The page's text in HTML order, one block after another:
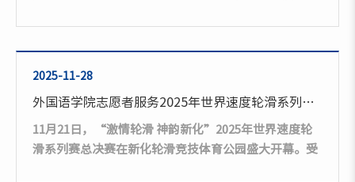
家族企业——晋江市锦马液化石油气有限公司，在深入
了解企业的发展历程及经营状况后，对其坚守实业、稳
校友企业不仅是情感联系的桥梁，更是学校推进“访企
拓岗”、深化校企合作的关键资源，...
2025-11-28
外国语学院志愿者服务2025年世界速度轮滑系列赛总决赛
11月21日，“激情轮滑 神韵新化”2025年世界速度轮
滑系列赛总决赛在新化轮滑竞技体育公园盛大开幕。受